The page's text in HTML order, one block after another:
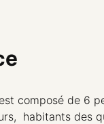
composé de 6
habitants des